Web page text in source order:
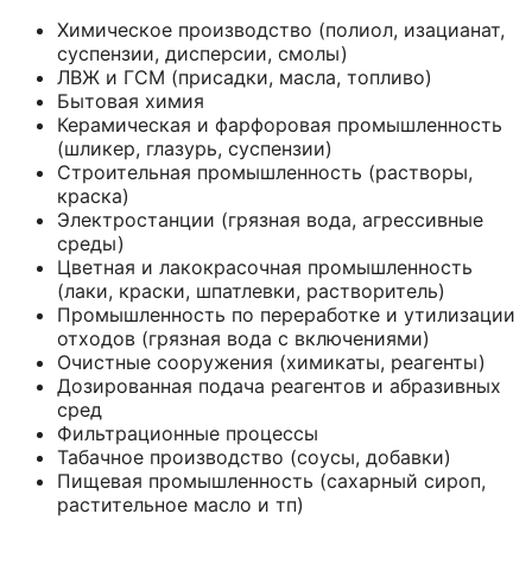
Химическое производство (полиол, изацианат,
суспензии, дисперсии, смолы)
ЛВЖ и ГСМ (присадки, масла, топливо)
Бытовая химия
Керамическая и фарфоровая промышленность
(шликер, глазурь, суспензии)
Строительная промышленность (растворы,
краска)
Электростанции (грязная вода, агрессивные
среды)
Цветная и лакокрасочная промышленность
(лаки, краски, шпатлевки, растворитель)
Промышленность по переработке и утилизации
отходов (грязная вода с включениями)
Очистные сооружения (химикаты, реагенты)
Дозированная подача реагентов и абразивных
сред
Фильтрационные процессы
Табачное производство (соусы, добавки)
Пищевая промышленность (сахарный сироп,
растительное масло и тп)